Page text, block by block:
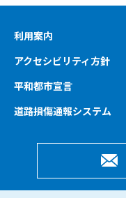
利用案内
アクセシビリティ方針
平和都市宣言
道路損傷通報システム